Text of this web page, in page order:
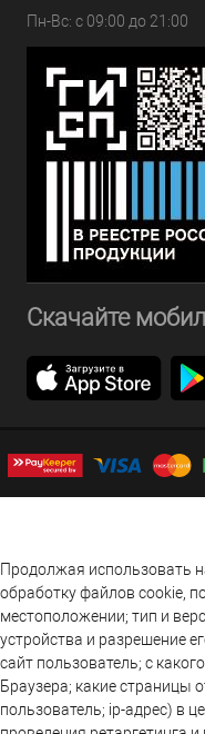
Пн-Вс: с 09:00 до 21:00
Скачайте
Продолжая использовать
обработку файлов cookie,
местоположении; тип и
устройства и разрешение
сайт пользователь; с
Браузера; какие страницы
пользователь; ip-адрес) в